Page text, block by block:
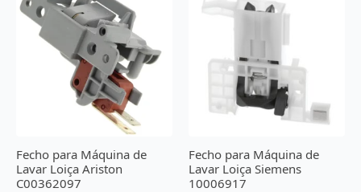
Fecho para Máquina de
Lavar Loiça Ariston
C00362097
Fecho para Máquina de
Lavar Loiça Siemens
10006917